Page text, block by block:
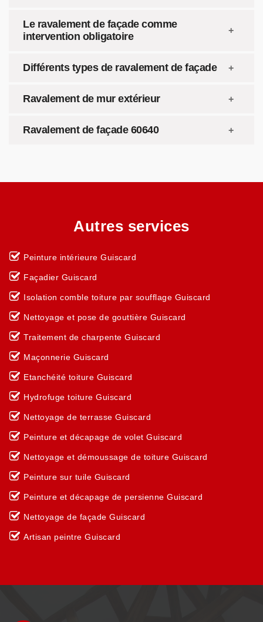
Le ravalement de façade comme
intervention obligatoire
Différents types de ravalement de façade
Ravalement de mur extérieur
Ravalement de façade 60640
Autres services
Peinture intérieure Guiscard
Façadier Guiscard
Isolation comble toiture par soufflage Guiscard
Nettoyage et pose de gouttière Guiscard
Traitement de charpente Guiscard
Maçonnerie Guiscard
Etanchéité toiture Guiscard
Hydrofuge toiture Guiscard
Nettoyage de terrasse Guiscard
Peinture et décapage de volet Guiscard
Nettoyage et démoussage de toiture Guiscard
Peinture sur tuile Guiscard
Peinture et décapage de persienne Guiscard
Nettoyage de façade Guiscard
Artisan peintre Guiscard